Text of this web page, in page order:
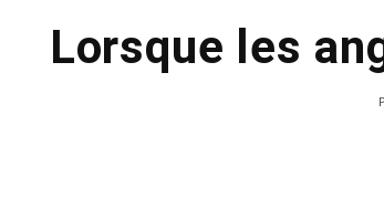
Lorsque les